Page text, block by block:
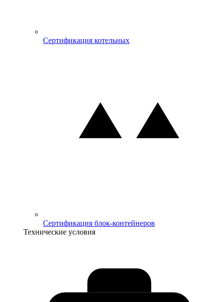
Сертификация котельных
Сертификация блок-контейнеров
Технические условия